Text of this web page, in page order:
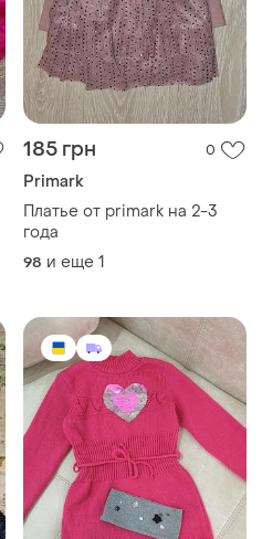
185 грн 0
Primark
Платье от primark на 2-3
года
98 и еще 1